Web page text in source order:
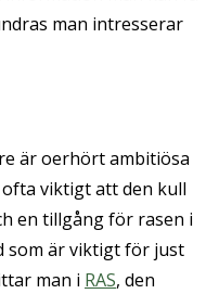
man intresserar
är oerhört ambitiösa
viktigt att den kull
en tillgång för rasen i
som är viktigt för just
man i RAS, den